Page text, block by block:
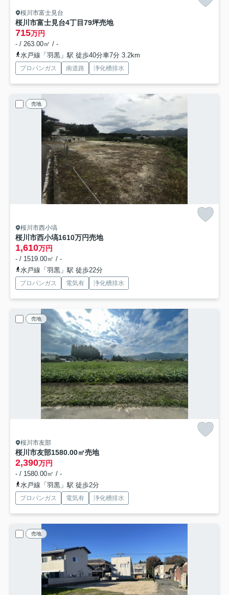
桜川市富士見台
桜川市富士見台4丁目79坪売地
715万円
- / 263.00㎡ / -
水戸線「羽黒」駅 徒歩40分車7分 3.2km
プロパンガス 南道路 浄化槽排水
売地
桜川市西小塙
桜川市西小塙1610万円売地
1,610万円
- / 1519.00㎡ / -
水戸線「羽黒」駅 徒歩22分
プロパンガス 電気有 浄化槽排水
売地
桜川市友部
桜川市友部1580.00㎡売地
2,390万円
- / 1580.00㎡ / -
水戸線「羽黒」駅 徒歩2分
プロパンガス 電気有 浄化槽排水
売地